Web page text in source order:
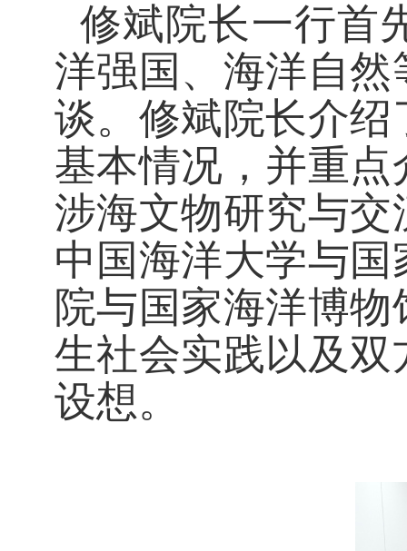
修斌院长一行首
洋强国、海洋自
谈。修斌院长介
基本情况，并重
涉海文物研究与
中国海洋大学与
院与国家海洋博
生社会实践以及
设想。